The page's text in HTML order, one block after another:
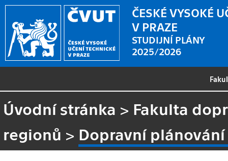
ČESKÉ VYSOKÉ
V PRAZE
STUDIJNÍ PLÁNY
2025/2026
Úvodní stránka > Fakulta
regionů > Dopravní